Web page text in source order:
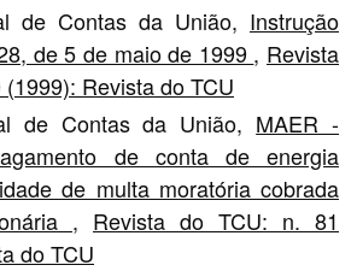
de Contas da União, Instrução
de 5 de maio de 1999 , Revista
Revista do TCU
de Contas da União, MAER -
de conta de energia
de multa moratória cobrada
, Revista do TCU: n. 81
do TCU